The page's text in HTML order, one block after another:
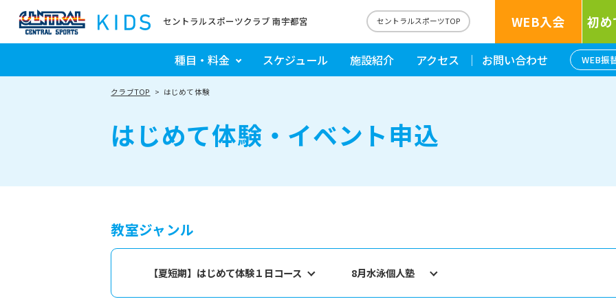
セントラルスポーツクラブ 南宇都宮 セントラルスポーツTOP WEB入会 初め
種目・料金 スケジュール 施設紹介 アクセス お問い合わせ WEB振
クラブTOP はじめて体験
はじめて体験・イベント申込
教室ジャンル
【夏短期】はじめて体験１日コース 8月水泳個人塾